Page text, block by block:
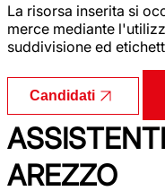
La risorsa inserita si
merce mediante
suddivisione ed
Candidati
AREZZO